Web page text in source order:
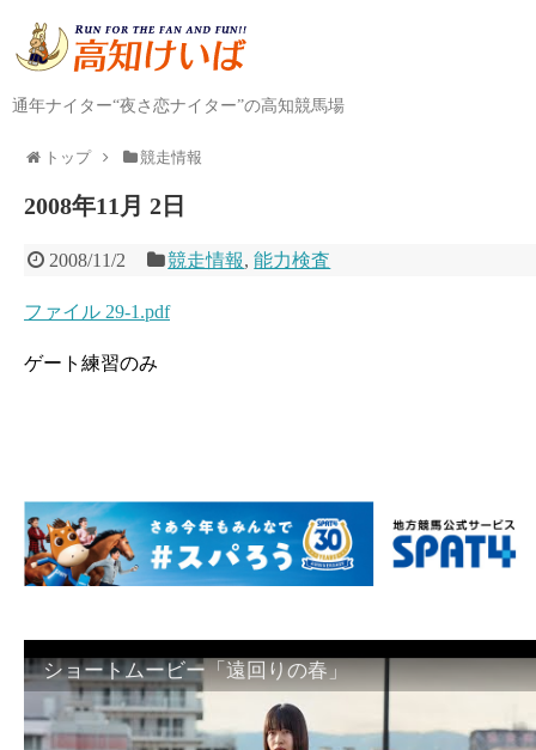
通年ナイター“夜さ恋ナイター”の高知競馬場
トップ 競走情報
2008年11月 2日
2008/11/2 競走情報,能力検査
ファイル 29-1.pdf
ゲート練習のみ
ショートムービー「遠回りの春」